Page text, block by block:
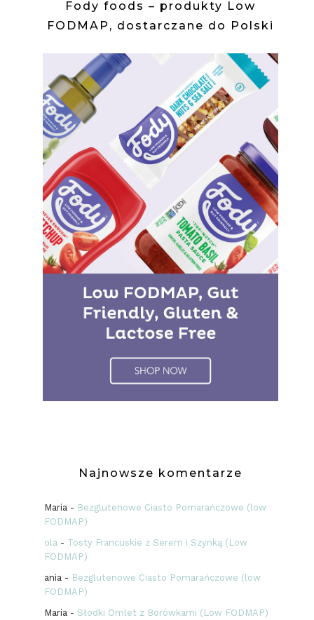
Fody foods – produkty Low
FODMAP, dostarczane do Polski
Najnowsze komentarze
Maria - Bezglutenowe Ciasto Pomarańczowe (low
FODMAP)
ola - Tosty Francuskie z Serem i Szynką (Low
FODMAP)
ania - Bezglutenowe Ciasto Pomarańczowe (low
FODMAP)
Maria - Słodki Omlet z Borówkami (Low FODMAP)